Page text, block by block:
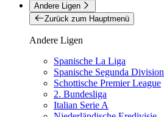
Andere Ligen
Zurück zum Hauptmenü
Andere Ligen
Spanische La Liga
Spanische Segunda Division
Schottische Premier League
2. Bundesliga
Italian Serie A